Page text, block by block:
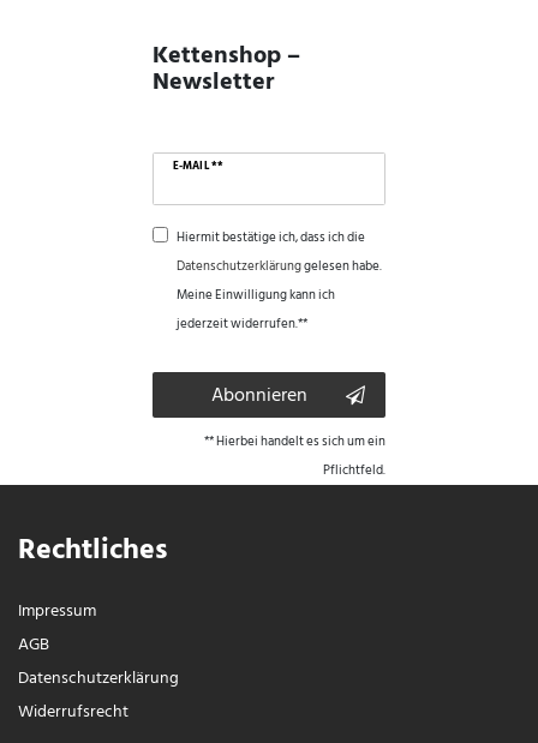
Kettenshop –
Newsletter
E-MAIL **
Hiermit bestätige ich, dass ich die
Daten­schutz­erklärunggelesen habe.
Meine Einwilligung kann ich
jederzeit widerrufen.**
Abonnieren
** Hierbei handelt es sich um ein
Pflichtfeld.
Rechtliches
Impressum
AGB
Daten­schutz­erklärung
Widerrufs­recht